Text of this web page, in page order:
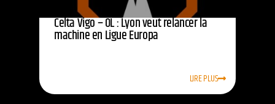
Celta Vigo – OL : Lyon veut relancer la
machine en Ligue Europa
LIRE PLUS